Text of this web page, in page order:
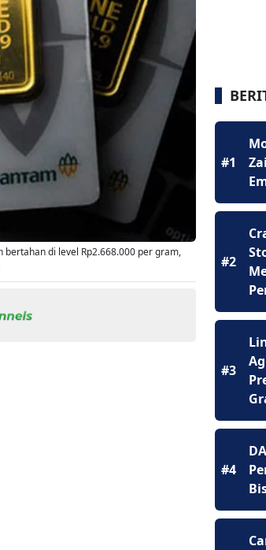
di level Rp2.668.000 per gram,
#1
#2
#3
#4